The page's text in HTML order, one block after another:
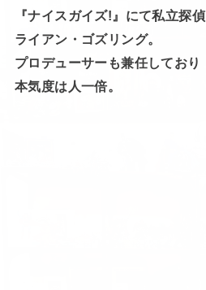
『ナイスガイズ!』にて私立探
ライアン・ゴズリング。
プロデューサーも兼任しており
本気度は人一倍。